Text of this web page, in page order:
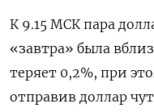
К 9.15 МСК пара
«завтра» была
теряет 0,2%, при
отправив доллар